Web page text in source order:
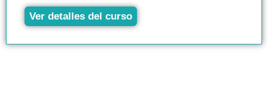
Ver detalles del curso